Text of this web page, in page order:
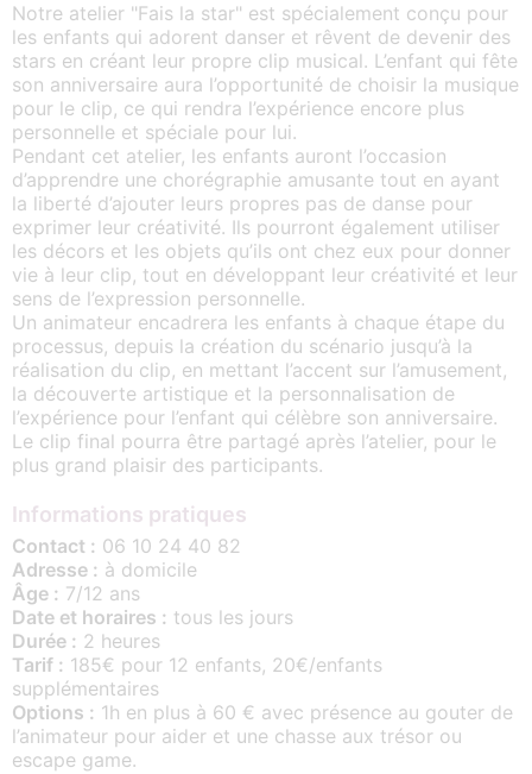
Notre atelier "Fais la star" est spécialement conçu pour
les enfants qui adorent danser et rêvent de devenir des
stars en créant leur propre clip musical. L’enfant qui fête
son anniversaire aura l’opportunité de choisir la musique
pour le clip, ce qui rendra l’expérience encore plus
personnelle et spéciale pour lui.
Pendant cet atelier, les enfants auront l’occasion
d’apprendre une chorégraphie amusante tout en ayant
la liberté d’ajouter leurs propres pas de danse pour
exprimer leur créativité. Ils pourront également utiliser
les décors et les objets qu’ils ont chez eux pour donner
vie à leur clip, tout en développant leur créativité et leur
sens de l’expression personnelle.
Un animateur encadrera les enfants à chaque étape du
processus, depuis la création du scénario jusqu’à la
réalisation du clip, en mettant l’accent sur l’amusement,
la découverte artistique et la personnalisation de
l’expérience pour l’enfant qui célèbre son anniversaire.
Le clip final pourra être partagé après l’atelier, pour le
plus grand plaisir des participants.
Informations pratiques
Contact : 06 10 24 40 82
Adresse : à domicile
Âge : 7/12 ans
Date et horaires : tous les jours
Durée : 2 heures
Tarif : 185€ pour 12 enfants, 20€/enfants
supplémentaires
Options : 1h en plus à 60 € avec présence au gouter de
l’animateur pour aider et une chasse aux trésor ou
escape game.